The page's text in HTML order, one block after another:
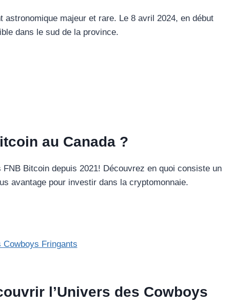
astronomique majeur et rare. Le 8 avril 2024, en début
dans le sud de la province.
au Canada ?
Bitcoin depuis 2021! Découvrez en quoi consiste un
avantage pour investir dans la cryptomonnaie.
l’Univers des Cowboys